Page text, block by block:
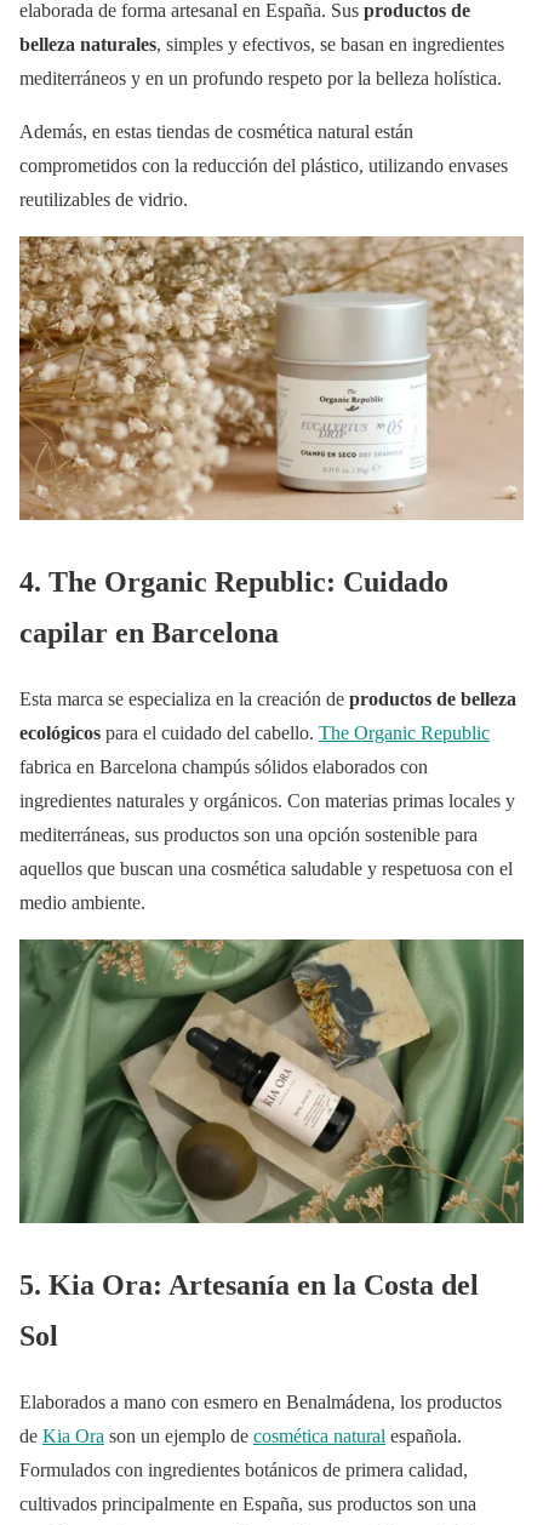
elaborada de forma artesanal en España. Sus productos de
belleza naturales, simples y efectivos, se basan en ingredientes
mediterráneos y en un profundo respeto por la belleza holística.
Además, en estas tiendas de cosmética natural están
comprometidos con la reducción del plástico, utilizando envases
reutilizables de vidrio.
4. The Organic Republic: Cuidado
capilar en Barcelona
Esta marca se especializa en la creación de productos de belleza
ecológicos para el cuidado del cabello. The Organic Republic
fabrica en Barcelona champús sólidos elaborados con
ingredientes naturales y orgánicos. Con materias primas locales y
mediterráneas, sus productos son una opción sostenible para
aquellos que buscan una cosmética saludable y respetuosa con el
medio ambiente.
5. Kia Ora: Artesanía en la Costa del
Sol
Elaborados a mano con esmero en Benalmádena, los productos
de Kia Ora son un ejemplo de cosmética natural española.
Formulados con ingredientes botánicos de primera calidad,
cultivados principalmente en España, sus productos son una